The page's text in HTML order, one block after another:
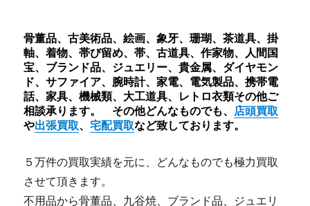
骨董品、古美術品、絵画、象牙、珊瑚、茶道具、掛
軸、着物、帯び留め、帯、古道具、作家物、人間国
宝、ブランド品、ジュエリー、貴金属、ダイヤモン
ド、サファイア、腕時計、家電、電気製品、携帯電
話、家具、機械類、大工道具、レトロ衣類その他ご
相談承ります。 その他どんなものでも、 店頭買取
や出張買取、宅配買取など致しております。
５万件の買取実績を元に、どんなものでも極力買取
させて頂きます。
不用品から骨董品、九谷焼、ブランド品、ジュエリ